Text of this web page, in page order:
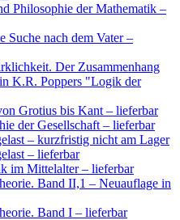
Philosophie der Mathematik –
Suche nach dem Vater–
Der Zusammenhang
K.R. Poppers "Logik der
Grotius bis Kant – lieferbar
der Gesellschaft – lieferbar
– kurzfristig nicht am Lager
– lieferbar
im Mittelalter– lieferbar
Band II,1 – Neuauflage in
Band I – lieferbar